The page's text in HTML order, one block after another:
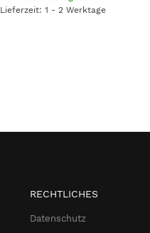
Lieferzeit: 1 - 2 Werktage
RECHTLICHES
Datenschutz